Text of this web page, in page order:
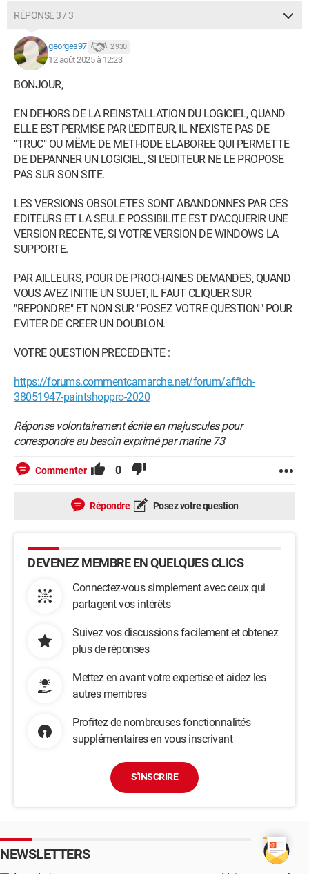
RÉPONSE 3 / 3
georges97 2 930
12 août 2025 à 12:23
BONJOUR,
EN DEHORS DE LA REINSTALLATION DU LOGICIEL, QUAND
ELLE EST PERMISE PAR L'EDITEUR, IL N'EXISTE PAS DE
"TRUC" OU MËME DE METHODE ELABOREE QUI PERMETTE
DE DEPANNER UN LOGICIEL, SI L'EDITEUR NE LE PROPOSE
PAS SUR SON SITE.
LES VERSIONS OBSOLETES SONT ABANDONNES PAR CES
EDITEURS ET LA SEULE POSSIBILITE EST D'ACQUERIR UNE
VERSION RECENTE, SI VOTRE VERSION DE WINDOWS LA
SUPPORTE.
PAR AILLEURS, POUR DE PROCHAINES DEMANDES, QUAND
VOUS AVEZ INITIE UN SUJET, IL FAUT CLIQUER SUR
"REPONDRE" ET NON SUR "POSEZ VOTRE QUESTION" POUR
EVITER DE CREER UN DOUBLON.
VOTRE QUESTION PRECEDENTE :
https://forums.commentcamarche.net/forum/affich-
38051947-paintshoppro-2020
Réponse volontairement écrite en majuscules pour
correspondre au besoin exprimé par marine 73
Commenter 0
Répondre Posez votre question
DEVENEZ MEMBRE EN QUELQUES CLICS
Connectez-vous simplement avec ceux qui
partagent vos intérêts
Suivez vos discussions facilement et obtenez
plus de réponses
Mettez en avant votre expertise et aidez les
autres membres
Profitez de nombreuses fonctionnalités
supplémentaires en vous inscrivant
S'INSCRIRE
NEWSLETTERS